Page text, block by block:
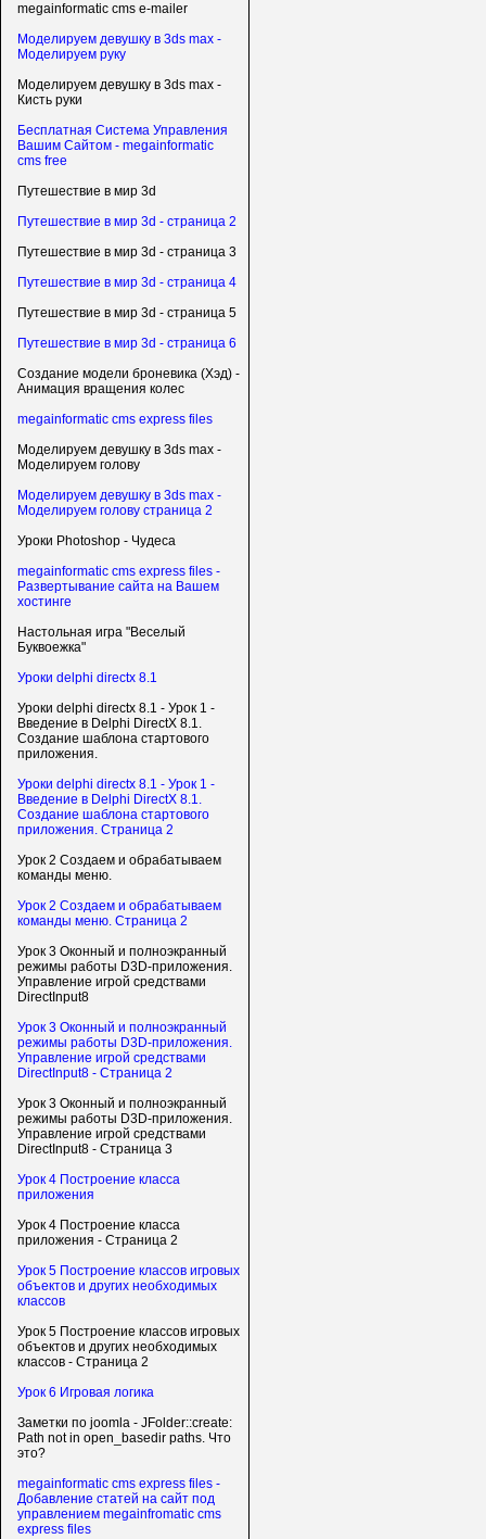
megainformatic cms e-mailer
Моделируем девушку в 3ds max -
Моделируем руку
Моделируем девушку в 3ds max -
Кисть руки
Бесплатная Система Управления
Вашим Сайтом - megainformatic
cms free
Путешествие в мир 3d
Путешествие в мир 3d - страница 2
Путешествие в мир 3d - страница 3
Путешествие в мир 3d - страница 4
Путешествие в мир 3d - страница 5
Путешествие в мир 3d - страница 6
Создание модели броневика (Хэд) -
Анимация вращения колес
megainformatic cms express files
Моделируем девушку в 3ds max -
Моделируем голову
Моделируем девушку в 3ds max -
Моделируем голову страница 2
Уроки Photoshop - Чудеса
megainformatic cms express files -
Развертывание сайта на Вашем
хостинге
Настольная игра "Веселый
Буквоежка"
Уроки delphi directx 8.1
Уроки delphi directx 8.1 - Урок 1 -
Введение в Delphi DirectX 8.1.
Создание шаблона стартового
приложения.
Уроки delphi directx 8.1 - Урок 1 -
Введение в Delphi DirectX 8.1.
Создание шаблона стартового
приложения. Страница 2
Урок 2 Создаем и обрабатываем
команды меню.
Урок 2 Создаем и обрабатываем
команды меню. Страница 2
Урок 3 Оконный и полноэкранный
режимы работы D3D-приложения.
Управление игрой средствами
DirectInput8
Урок 3 Оконный и полноэкранный
режимы работы D3D-приложения.
Управление игрой средствами
DirectInput8 - Страница 2
Урок 3 Оконный и полноэкранный
режимы работы D3D-приложения.
Управление игрой средствами
DirectInput8 - Страница 3
Урок 4 Построение класса
приложения
Урок 4 Построение класса
приложения - Страница 2
Урок 5 Построение классов игровых
объектов и других необходимых
классов
Урок 5 Построение классов игровых
объектов и других необходимых
классов - Страница 2
Урок 6 Игровая логика
Заметки по joomla - JFolder::create:
Path not in open_basedir paths. Что
это?
megainformatic cms express files -
Добавление статей на сайт под
управлением megainfromatic cms
express files